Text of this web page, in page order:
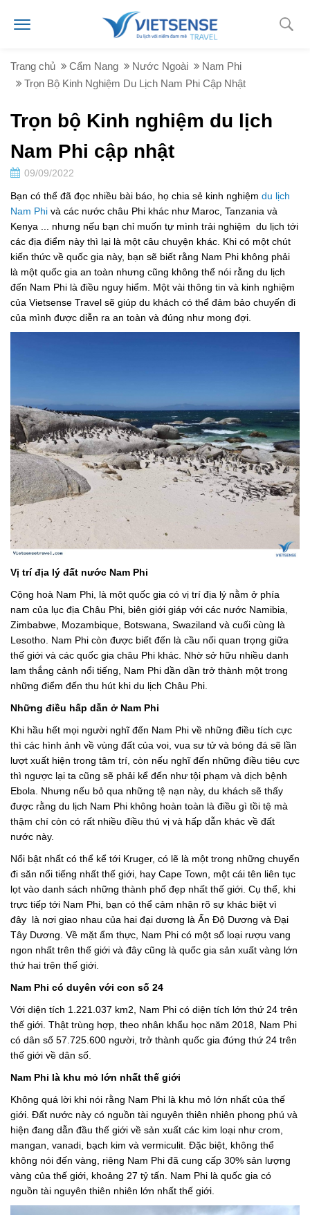
Trang chủ Cẩm Nang Nước Ngoài
Nam Phi
Trọn Bộ Kinh Nghiệm Du Lịch Nam Phi Cập Nhật
Trọn bộ Kinh nghiệm du lịch
Nam Phi cập nhật
09/09/2022
Bạn có thể đã đọc nhiều bài báo, họ chia sẻ kinh nghiệm du lịch
Nam Phi và các nước châu Phi khác như Maroc, Tanzania và
Kenya ... nhưng nếu bạn chỉ muốn tự mình trải nghiệm du lịch tới
các địa điểm này thì lại là một câu chuyện khác. Khi có một chút
kiến ​​thức về quốc gia này, bạn sẽ biết rằng Nam Phi không phải
là một quốc gia an toàn nhưng cũng không thể nói rằng du lịch
đến Nam Phi là điều nguy hiểm. Một vài thông tin và kinh nghiệm
của Vietsense Travel sẽ giúp du khách có thể đảm bảo chuyến đi
của mình được diễn ra an toàn và đúng như mong đợi.
Vị trí địa lý đất nước Nam Phi
Cộng hoà Nam Phi, là một quốc gia có vị trí địa lý nằm ở phía
nam của lục địa Châu Phi, biên giới giáp với các nước Namibia,
Zimbabwe, Mozambique, Botswana, Swaziland và cuối cùng là
Lesotho. Nam Phi còn được biết đến là cầu nối quan trọng giữa
thế giới và các quốc gia châu Phi khác. Nhờ sở hữu nhiều danh
lam thắng cảnh nổi tiếng, Nam Phi dần dần trở thành một trong
những điểm đến thu hút khi du lịch Châu Phi.
Những điều hấp dẫn ở Nam Phi
Khi hầu hết mọi người nghĩ đến Nam Phi về những điều tích cực
thì các hình ảnh về vùng đất của voi, vua sư tử và bóng đá sẽ lần
lượt xuất hiện trong tâm trí, còn nếu nghĩ đến những điều tiêu cực
thì ngược lại ta cũng sẽ phải kể đến như tội phạm và dịch bệnh
Ebola. Nhưng nếu bỏ qua những tệ nạn này, du khách sẽ thấy
được rằng du lịch Nam Phi không hoàn toàn là điều gì tồi tệ mà
thậm chí còn có rất nhiều điều thú vị và hấp dẫn khác về đất
nước này.
Nổi bật nhất có thể kể tới Kruger, có lẽ là một trong những chuyến
đi săn nổi tiếng nhất thế giới, hay Cape Town, một cái tên liên tục
lọt vào danh sách những thành phố đẹp nhất thế giới. Cụ thể, khi
trực tiếp tới Nam Phi, bạn có thể cảm nhận rõ sự khác biệt vì
đây là nơi giao nhau của hai đại dương là Ấn Độ Dương và Đại
Tây Dương. Về mặt ẩm thực, Nam Phi có một số loại rượu vang
ngon nhất trên thế giới và đây cũng là quốc gia sản xuất vàng lớn
thứ hai trên thế giới.
Nam Phi có duyên với con số 24
Với diện tích 1.221.037 km2, Nam Phi có diện tích lớn thứ 24 trên
thế giới. Thật trùng hợp, theo nhân khẩu học năm 2018, Nam Phi
có dân số 57.725.600 người, trở thành quốc gia đứng thứ 24 trên
thế giới về dân số.
Nam Phi là khu mỏ lớn nhất thế giới
Không quá lời khi nói rằng Nam Phi là khu mỏ lớn nhất của thế
giới. Đất nước này có nguồn tài nguyên thiên nhiên phong phú và
hiện đang dẫn đầu thế giới về sản xuất các kim loại như crom,
mangan, vanadi, bạch kim và vermiculit. Đặc biệt, không thể
không nói đến vàng, riêng Nam Phi đã cung cấp 30% sản lượng
vàng của thế giới, khoảng 27 tỷ tấn. Nam Phi là quốc gia có
nguồn tài nguyên thiên nhiên lớn nhất thế giới.